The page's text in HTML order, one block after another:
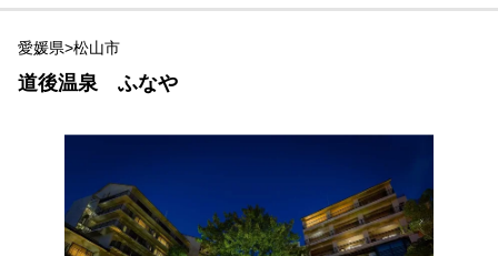
愛媛県>松山市
道後温泉 ふなや